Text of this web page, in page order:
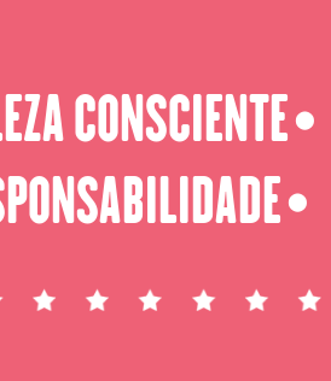
CONSCIENTE ⬤
⬤